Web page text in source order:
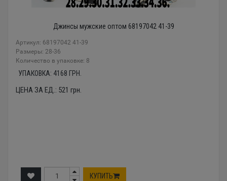
Джинсы мужские оптом 68197042 41-39
Артикул: 68197042 41-39
Размеры: 28-36
Количество в упаковке: 8
УПАКОВКА: 4168 ГРН.
ЦЕНА ЗА ЕД.: 521 грн.
КУПИТЬ